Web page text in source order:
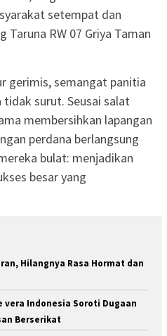
setempat dan
Taruna RW 07 Griya Taman
gerimis, semangat panitia
surut. Seusai salat
membersihkan lapangan
perdana berlangsung
bulat: menjadikan
besar yang
Hilangnya Rasa Hormat dan
vera Indonesia Soroti Dugaan
Berserikat